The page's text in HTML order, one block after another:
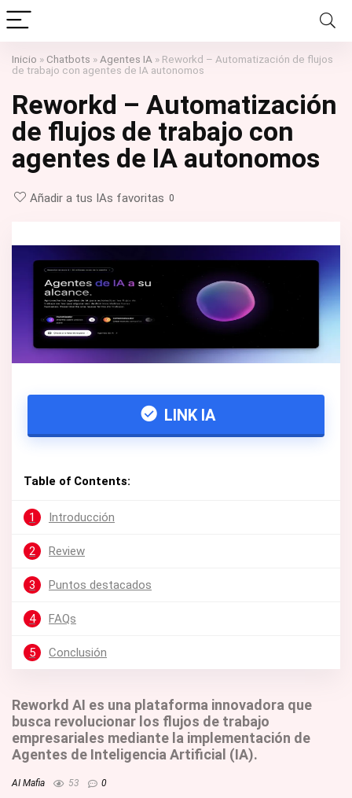
Inicio » Chatbots » Agentes IA » Reworkd – Automatización de flujos
de trabajo con agentes de IA autonomos
Reworkd – Automatización
de flujos de trabajo con
agentes de IA autonomos
Añadir a tus IAs favoritas 0
LINK IA
Table of Contents:
1 Introducción
2 Review
3 Puntos destacados
4 FAQs
5 Conclusión
Reworkd AI es una plataforma innovadora que
busca revolucionar los flujos de trabajo
empresariales mediante la implementación de
Agentes de Inteligencia Artificial (IA).
AI Mafia 53 0